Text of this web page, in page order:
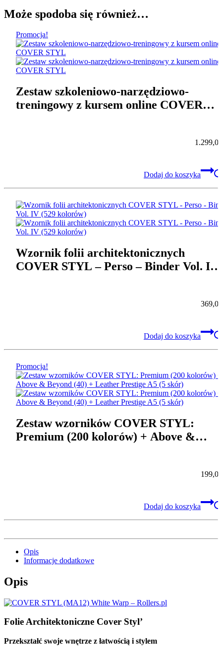
Może spodoba się również…
Promocja!
Zestaw szkoleniowo-narzędziowo-
treningowy z kursem online COVER
Dodaj do koszyka
Wzornik folii architektonicznych
COVER STYL – Perso – Binder Vol. IV
Dodaj do koszyka
Promocja!
Zestaw wzorników COVER STYL:
Premium (200 kolorów) + Above &
Dodaj do koszyka
Opis
Informacje dodatkowe
Opis
Folie Architektoniczne Cover Styl’
Przekształć swoje wnętrze z łatwością i stylem